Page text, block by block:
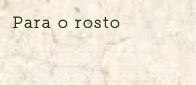
Para o rosto
A Linha Facial de Erva-mate da
Seivailex utiliza os poderes
antioxidantes do extrato de erva-